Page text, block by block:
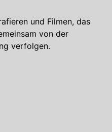
und Filmen, das
von der
verfolgen.